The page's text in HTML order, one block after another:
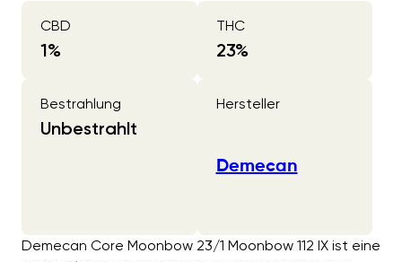
CBD
1%
THC
23%
Bestrahlung
Unbestrahlt
Hersteller
Demecan
Demecan Core Moonbow 23/1 Moonbow 112 IX ist eine